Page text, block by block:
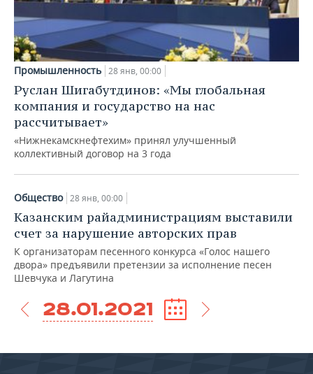
Промышленность 28 янв, 00:00
Руслан Шигабутдинов: «Мы глобальная
компания и государство на нас
рассчитывает»
«Нижнекамскнефтехим» принял улучшенный
коллективный договор на 3 года
Общество 28 янв, 00:00
Казанским райадминистрациям выставили
счет за нарушение авторских прав
К организаторам песенного конкурса «Голос нашего
двора» предъявили претензии за исполнение песен
Шевчука и Лагутина
28.01.2021